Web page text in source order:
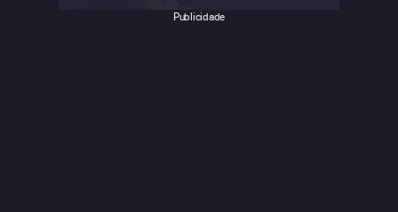
Publicidade